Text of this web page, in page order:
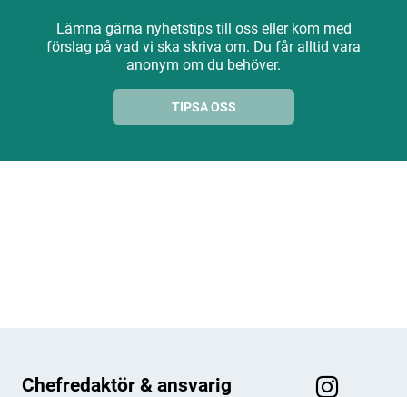
Lämna gärna nyhetstips till oss eller kom med
förslag på vad vi ska skriva om. Du får alltid vara
anonym om du behöver.
TIPSA OSS
Chefredaktör & ansvarig